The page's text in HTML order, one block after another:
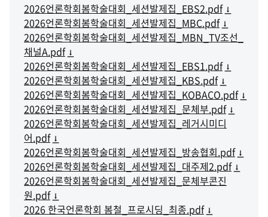
2026언론학회봄학술대회_세션발제집_EBS2.pdf
2026언론학회봄학술대회_세션발제집_MBC.pdf
2026언론학회봄학술대회_세션발제집_MBN_TV조선_
채널A.pdf
2026언론학회봄학술대회_세션발제집_EBS1.pdf
2026언론학회봄학술대회_세션발제집_KBS.pdf
2026언론학회봄학술대회_세션발제집_KOBACO.pdf
2026언론학회봄학술대회_세션발제집_문체부.pdf
2026언론학회봄학술대회_세션발제집_레거시미디
어.pdf
2026언론학회봄학술대회_세션발제집_방송협회.pdf
2026언론학회봄학술대회_세션발제집_대주제2.pdf
2026언론학회봄학술대회_세션발제집_문체부콘진
원.pdf
2026 한국언론학회 봄철_프로시딩_최종.pdf